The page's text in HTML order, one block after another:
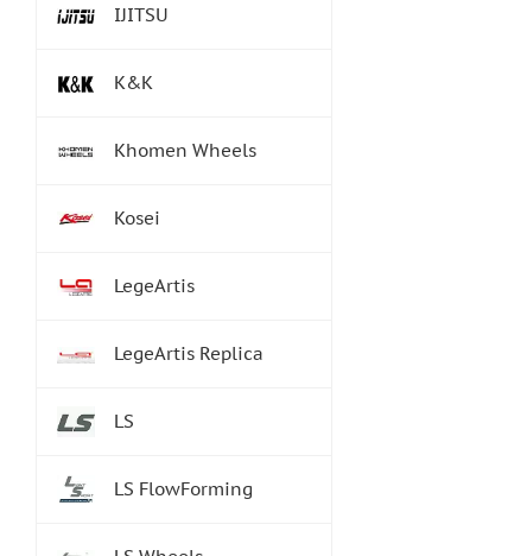
IJITSU
K&K
Khomen Wheels
Kosei
LegeArtis
LegeArtis Replica
LS
LS FlowForming